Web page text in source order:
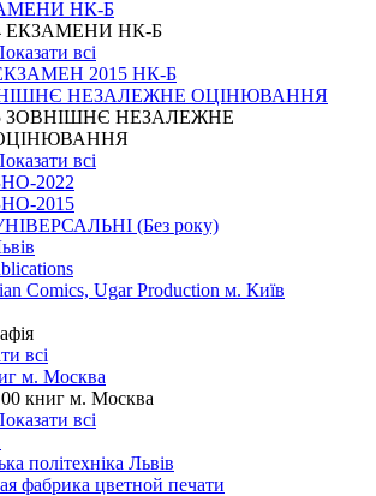
НК-Б
ЕКЗАМЕНИ НК-Б
всі
2015 НК-Б
НЕЗАЛЕЖНЕ ОЦІНЮВАННЯ
ЗОВНІШНЄ НЕЗАЛЕЖНЕ
всі
2022
2015
(Без року)
Comics, Ugar Production м. Київ
всі
м. Москва
книг м. Москва
всі
політехніка Львів
фабрика цветной печати